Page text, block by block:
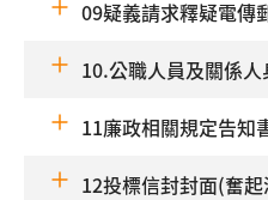
09疑義請求釋疑電傳
10.公職人員及關係
11廉政相關規定告知
12投標信封封面(奮